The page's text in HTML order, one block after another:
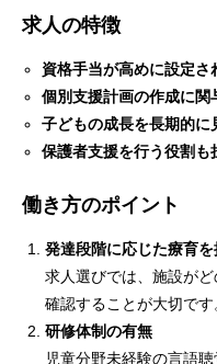
求人の特徴
資格手当が高めに設定さ
個別支援計画の作成に関
子どもの成長を長期的に
保護者支援を行う役割も
働き方のポイント
発達段階に応じた療育
求人選びでは、施設が
確認することが大切です
研修体制の有無
児童分野未経験の言語